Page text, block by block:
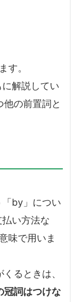
す。
解説してい
の前置詞と
「by」につい
い方法な
味で用いま
るときは、
冠詞はつけな